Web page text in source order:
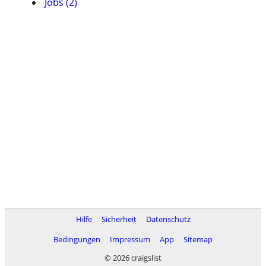
Hilfe Sicherheit
Datenschutz
Bedingungen
Impressum App
Sitemap
© 2026 craigslist